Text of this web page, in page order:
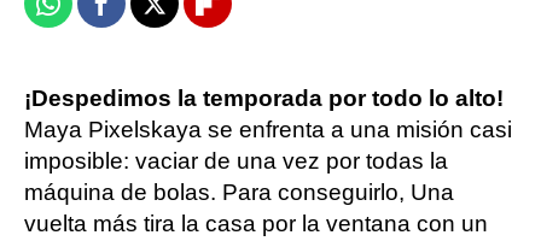
WhatsappFacebook
X Flipboard
¡Despedimos la temporada por todo lo alto!
Maya Pixelskaya se enfrenta a una misión casi
imposible: vaciar de una vez por todas la
máquina de bolas. Para conseguirlo, Una
vuelta más tira la casa por la ventana con un